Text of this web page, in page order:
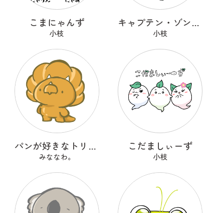
こまにゃんず
小枝
キャプテン・ゾンニャック
小枝
パンが好きなトリケラトプス『ととさん』
みななわ。
こだましぃーず
小枝